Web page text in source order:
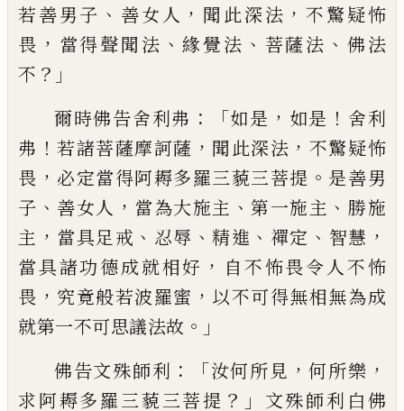
若善男子 、 善女人 ， 聞此深法 ，不驚疑怖
畏 ， 當得聲聞法 、 緣覺法 、 菩薩法 、 佛法
不 ？」
爾時佛告舍利弗 ：「如是 ， 如是 ！ 舍利
弗 ！若諸菩薩摩訶薩 ， 聞此深法 ， 不驚疑怖
畏 ， 必定當得阿耨多羅三藐三菩提 。 是善男
子 、 善女人 ， 當為大施主 、第一施主 、 勝施
主 ， 當具足戒 、 忍辱 、精進 、 禪定 、 智慧 ，
當具諸功德成就相好 ， 自不怖畏令人不怖
畏 ， 究竟般若波羅蜜 ， 以不可得無相無為成
就第一不可思議法故 。」
佛告文殊師利 ：「汝何所見 ，何所樂 ，
求阿耨多羅三藐三菩提 ？」 文殊師利白佛